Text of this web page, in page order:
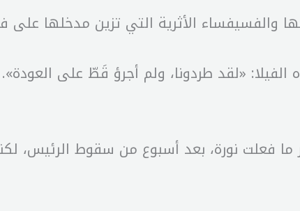
الأثرية التي تزين مدخلها على
هذه الفيلا: «لقد طردونا، ولم أجرؤ قَطّ على
ما فعلت نورة، بعد أسبوع من سقوط الرئيس،